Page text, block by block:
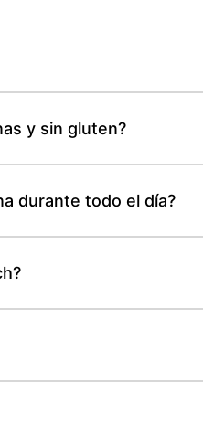
y sin gluten?
durante todo el día?